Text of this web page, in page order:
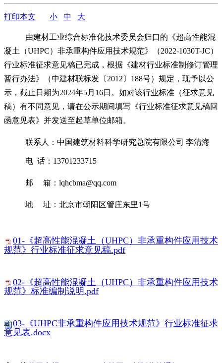
打印本文 小 中 大
由建材工业综合标准化技术委员会归口的《超高性能混
凝土（UHPC）非承重构件应用技术规范》（2022-1030T-JC）
行业标准征求意见稿已完成，根据《建材行业标准制修订管理
暂行办法》（中建材联标发〔2012〕188号）规定，现予以公
示，截止日期为2024年5月16日。如对该行业标准（征求意见
稿）有不同意见，请在公示期间填写《行业标准征求意见稿回
函意见表》并发送至起草单位邮箱。
联系人：中国建筑材料科学研究总院有限公司 李清海
电 话：13701233715
邮 箱：lqhcbma@qq.com
地 址：北京市朝阳区管庄东里1号
01-《超高性能混凝土（UHPC）非承重构件应用技术
规范》行业标准征求意见稿.pdf
02-《超高性能混凝土（UHPC）非承重构件应用技术
规范》标准编制说明.pdf
03-《UHPC非承重构件应用技术规范》行业标准征求
意见表.docx